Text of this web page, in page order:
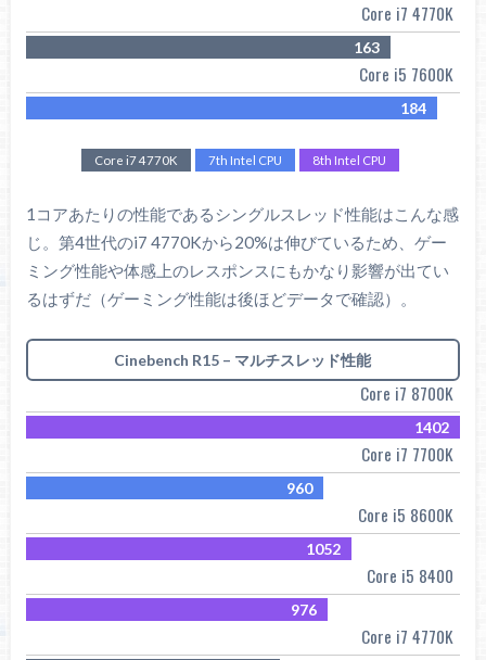
Core i7 4770K
163
Core i5 7600K
184
Core i7 4770K 7th Intel CPU 8th Intel CPU
1コアあたりの性能であるシングルスレッド性能はこんな感
じ。第4世代のi7 4770Kから20%は伸びているため、ゲー
ミング性能や体感上のレスポンスにもかなり影響が出てい
るはずだ（ゲーミング性能は後ほどデータで確認）。
Cinebench R15 – マルチスレッド性能
Core i7 8700K
1402
Core i7 7700K
960
Core i5 8600K
1052
Core i5 8400
976
Core i7 4770K